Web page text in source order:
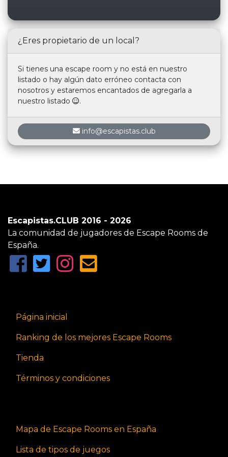
¿Eres propietario de un local?
Si tienes una escape room y no está en nuestro
listado o hay algún dato erróneo contacta con
nosotros y estaremos encantados de agregarla a
nuestro listado
.
info@escapistas.club
Escapistas.CLUB 2016 - 2026
La comunidad de jugadores de Escape Rooms de
España.
Página inicial
Ranking de los mejores Escape Rooms
Tienda
Términos y condiciones
Mapa de Escape Rooms en España
Lista de tipos de juegos